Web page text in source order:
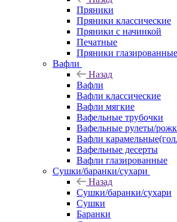
Пряники
Пряники классические
Пряники с начинкой
Печатные
Пряники глазированные
Вафли
Назад
Вафли
Вафли классические
Вафли мягкие
Вафельные трубочки
Вафельные рулеты/
Вафли
Вафельные десерты
Вафли глазированные
Сушки/баранки/сухари
Назад
Сушки/баранки/сухари
Сушки
Баранки